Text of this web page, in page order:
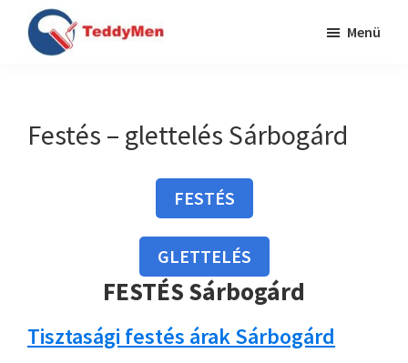
Ugrás
és
Pest
Menü
Festés – glettelés Sárbogárd
FESTÉS
GLETTELÉS
FESTÉS Sárbogárd
Tisztasági festés árak Sárbogárd